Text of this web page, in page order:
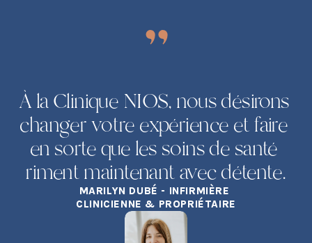
"
À la Clinique NIOS, nous désirons
changer votre expérience et faire
en sorte que les soins de santé
riment maintenant avec détente.
MARILYN DUBÉ - INFIRMIÈRE
CLINICIENNE & PROPRIÉTAIRE